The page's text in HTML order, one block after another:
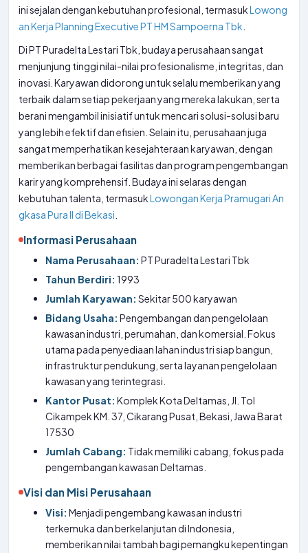
ini sejalan dengan kebutuhan profesional, termasukLowong
an Kerja Planning Executive PT HM Sampoerna Tbk
Di PT Puradelta Lestari Tbk, budaya perusahaan sangat
menjunjung tinggi nilai-nilai profesionalisme, integritas, dan
inovasi. Karyawan didorong untuk selalu memberikan yang
terbaik dalam setiap pekerjaan yang mereka lakukan, serta
berani mengambil inisiatif untuk mencari solusi-solusi baru
yang lebih efektif dan efisien. Selain itu, perusahaan juga
sangat memperhatikan kesejahteraan karyawan, dengan
memberikan berbagai fasilitas dan program pengembangan
karir yang komprehensif. Budaya ini selaras dengan
kebutuhan talenta, termasukLowongan Kerja Pramugari An
gkasa Pura II di Bekasi
Informasi Perusahaan
Nama Perusahaan: PT Puradelta Lestari Tbk
Tahun Berdiri: 1993
Jumlah Karyawan: Sekitar 500 karyawan
Bidang Usaha: Pengembangan dan pengelolaan
kawasan industri, perumahan, dan komersial. Fokus
utama pada penyediaan lahan industri siap bangun,
infrastruktur pendukung, serta layanan pengelolaan
kawasan yang terintegrasi.
Kantor Pusat: Komplek Kota Deltamas, Jl. Tol
Cikampek KM. 37, Cikarang Pusat, Bekasi, Jawa Barat
17530
Jumlah Cabang: Tidak memiliki cabang, fokus pada
pengembangan kawasan Deltamas.
Visi dan Misi Perusahaan
Visi: Menjadi pengembang kawasan industri
terkemuka dan berkelanjutan di Indonesia,
memberikan nilai tambah bagi pemangku kepentingan